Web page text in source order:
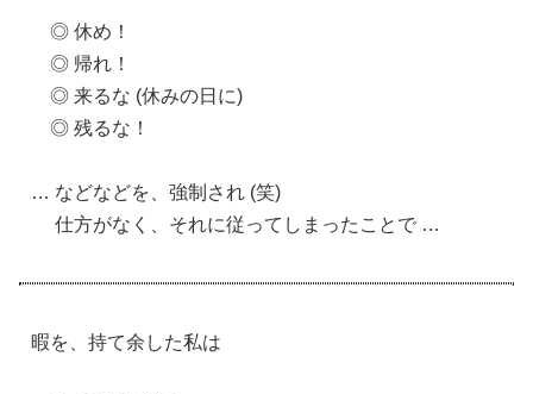
◎ 休め！
◎ 帰れ！
◎ 来るな (休みの日に)
◎ 残るな！
… などなどを、強制され (笑)
仕方がなく、それに従ってしまったことで …
暇を、持て余した私は